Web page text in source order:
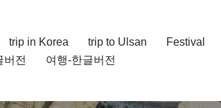
trip in Korea trip to Ulsan Festival
버전
여행-한글버전